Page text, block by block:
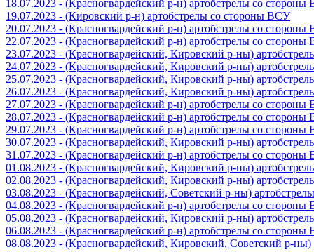
18.07.2023 - (Красногвардейский р-н) артобстрелы со
19.07.2023 - (Кировский р-н) артобстрелы со стороны ВСУ
20.07.2023 - (Красногвардейский р-н) артобстрелы со
22.07.2023 - (Красногвардейский р-н) артобстрелы со
23.07.2023 - (Красногвардейский, Кировский р-ны)
24.07.2023 - (Красногвардейский, Кировский р-ны)
25.07.2023 - (Красногвардейский, Кировский р-ны)
26.07.2023 - (Красногвардейский, Кировский р-ны)
27.07.2023 - (Красногвардейский р-н) артобстрелы со
28.07.2023 - (Красногвардейский р-н) артобстрелы со
29.07.2023 - (Красногвардейский р-н) артобстрелы со
30.07.2023 - (Красногвардейский, Кировский р-ны)
31.07.2023 - (Красногвардейский р-н) артобстрелы со
01.08.2023 - (Красногвардейский, Кировский р-ны)
02.08.2023 - (Красногвардейский, Кировский р-ны)
03.08.2023 - (Красногвардейский, Советский р-ны)
04.08.2023 - (Красногвардейский р-н) артобстрелы со
05.08.2023 - (Красногвардейский, Кировский р-ны)
06.08.2023 - (Красногвардейский р-н) артобстрелы со
08.08.2023 - (Красногвардейский, Кировский, Советский р-